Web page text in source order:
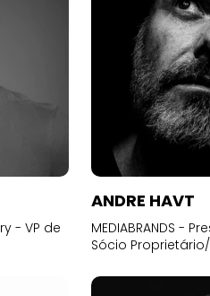
- VP de
ANDRE HAVT
MEDIABRANDS -
Sócio